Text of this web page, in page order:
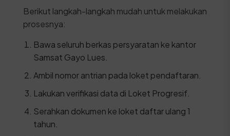
Berikut langkah-langkah mudah untuk melakukan
prosesnya:
Bawa seluruh berkas persyaratan ke kantor
Samsat Gayo Lues.
Ambil nomor antrian pada loket pendaftaran.
Lakukan verifikasi data di Loket Progresif.
Serahkan dokumen ke loket daftar ulang 1
tahun.